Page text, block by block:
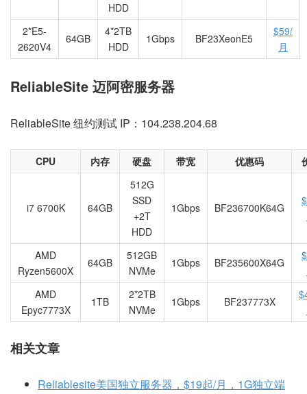
HDD
2*E5-
2620V4
64GB
4*2TB
HDD
1Gbps BF23XeonE5
$59/
月
ReliableSite 迈阿密服务器
ReliableSite 纽约测试 IP：104.238.204.68
CPU 内存 硬盘 带宽 优惠码
i7 6700K 64GB
512G
SSD
+2T
HDD
1Gbps BF236700K64G
AMD
Ryzen5600X
64GB
512GB
NVMe
1Gbps BF235600X64G
AMD
Epyc7773X
1TB
2*2TB
NVMe
1Gbps BF237773X
相关文章
Reliablesite美国独立服务器，$19起/月，1G独立端